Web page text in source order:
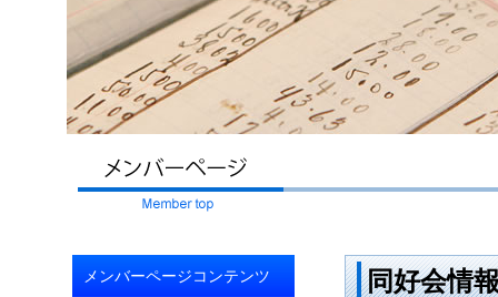
同好会情
メンバーページコンテンツ